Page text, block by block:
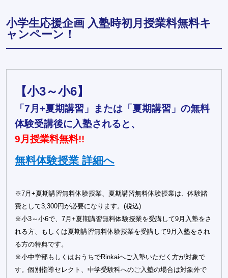
小学生応援企画 入塾時初月授業料無料キ
ャンペーン！
【小3～小6】
「7月+夏期講習」または「夏期講習」の無料
体験受講後に入塾されると、
9月授業料無料!!
無料体験授業 詳細へ
※7月+夏期講習無料体験授業、夏期講習無料体験授業は、体験諸
費として3,300円が必要になります。(税込)
※小3～小6で、7月+夏期講習無料体験授業を受講して9月入塾をさ
れる方、もしくは夏期講習無料体験授業を受講して9月入塾をされ
る方の特典です。
※小中学部もしくはおうちでRinkaiへご入塾いただく方が対象で
す。個別指導セレクト、中学受験科へのご入塾の場合は対象外で